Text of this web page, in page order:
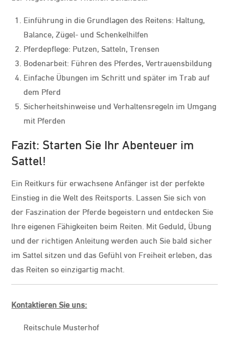
Einführung in die Grundlagen des Reitens: Haltung,
Balance, Zügel- und Schenkelhilfen
Pferdepflege: Putzen, Satteln, Trensen
Bodenarbeit: Führen des Pferdes, Vertrauensbildung
Einfache Übungen im Schritt und später im Trab auf
dem Pferd
Sicherheitshinweise und Verhaltensregeln im Umgang
mit Pferden
Fazit: Starten Sie Ihr Abenteuer im
Sattel!
Ein Reitkurs für erwachsene Anfänger ist der perfekte
Einstieg in die Welt des Reitsports. Lassen Sie sich von
der Faszination der Pferde begeistern und entdecken Sie
Ihre eigenen Fähigkeiten beim Reiten. Mit Geduld, Übung
und der richtigen Anleitung werden auch Sie bald sicher
im Sattel sitzen und das Gefühl von Freiheit erleben, das
das Reiten so einzigartig macht.
Kontaktieren Sie uns:
Reitschule Musterhof